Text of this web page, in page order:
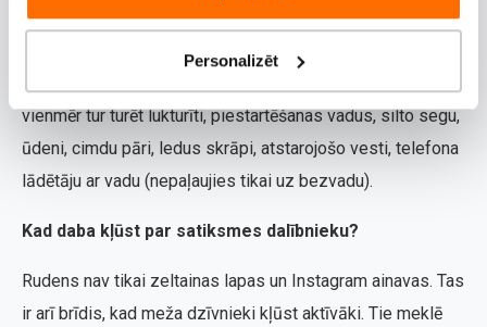
Personalizēt
Rudens ir neprognozējams. Vienu rītu ir sauss, nākamo jau
spēcīgs lietus vai pat apledojums. Tādēļ bagāžniekā ir
vienmēr tur turēt lukturīti, piestartēšanas vadus, silto segu,
ūdeni, cimdu pāri, ledus skrāpi, atstarojošo vesti, telefona
lādētāju ar vadu (nepaļaujies tikai uz bezvadu).
Kad daba kļūst par satiksmes dalībnieku?
Rudens nav tikai zeltainas lapas un Instagram ainavas. Tas
ir arī brīdis, kad meža dzīvnieki kļūst aktīvāki. Tie meklē